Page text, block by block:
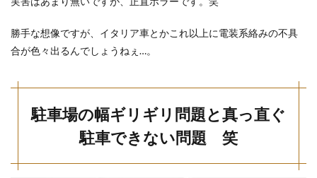
勝手な想像ですが、イタリア車とかこれ以上に電装系絡みの不具
合が色々出るんでしょうねぇ…。
駐車場の幅ギリギリ問題と真っ直ぐ
駐車できない問題 笑